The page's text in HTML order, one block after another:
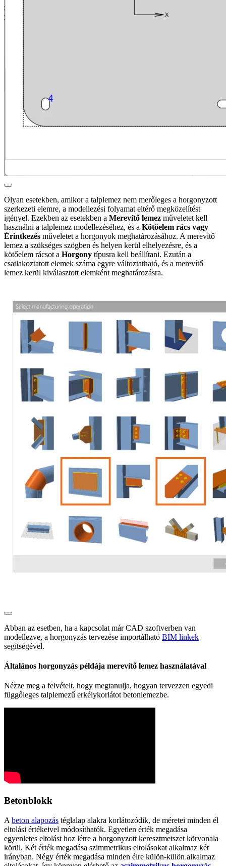
Olyan esetekben, amikor a talplemez nem merőleges a horgonyzott
szerkezeti elemre, a modellezési folyamat eltérő megközelítést
igényel. Ezekben az esetekben a Merevítő lemez műveletet kell
használni a talplemez modellezéséhez, és a Kötőelem rács vagy
Érintkezés műveletet a horgonyok meghatározásához. A merevítő
lemez a szükséges szögben és helyen kerül elhelyezésre, és a
kötőelem rácsot a Horgony típusra kell beállítani. Ezután a
csatlakoztatott elemek száma egyre változtatható, és a merevítő
lemez kerül kiválasztott elemként meghatározásra.
Abban az esetben, ha a kapcsolat már CAD szoftverben van
modellezve, a horgonyzás tervezése importálható BIM linkek
segítségével.
Általános horgonyzás példája merevítő lemez használatával
Nézze meg a felvételt, hogy megtanulja, hogyan tervezzen egyedi
függőleges talplemezű erkélykorlátot betonlemezbe.
Betonblokk
A beton alapozás téglalap alakra korlátozódik, de méretei minden él
eltolási értékeivel módosíthatók. Egyetlen érték megadása
egyenletes eltolást hoz létre a horgonyzott keresztmetszet körvonala
körül. Két érték megadása szimmetrikus eltolásokat alkalmaz két
irányban. Négy érték megadása minden élre külön-külön alkalmaz